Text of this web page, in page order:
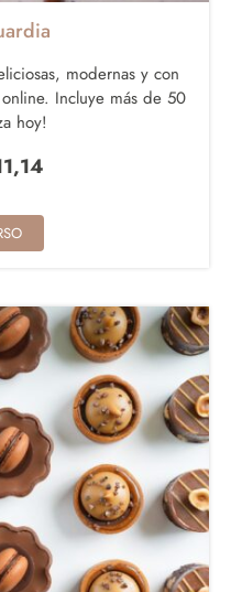
modernas y con
Incluye más de 50
hoy!